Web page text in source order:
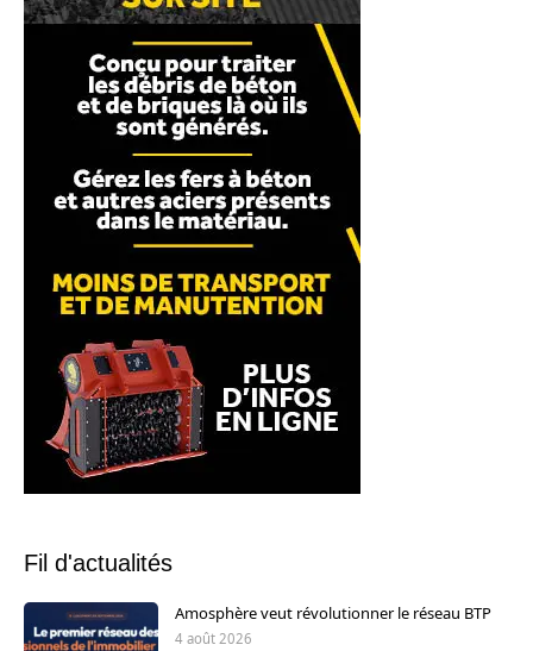
Fil d'actualités
Amosphère veut révolutionner le réseau BTP
4 août 2026